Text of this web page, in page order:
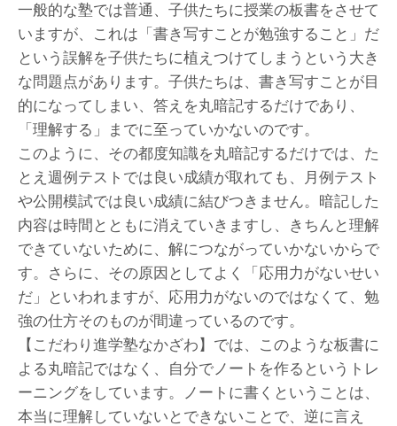
一般的な塾では普通、子供たちに授業の板書をさせて
いますが、これは「書き写すことが勉強すること」だ
という誤解を子供たちに植えつけてしまうという大き
な問題点があります。子供たちは、書き写すことが目
的になってしまい、答えを丸暗記するだけであり、
「理解する」までに至っていかないのです。
このように、その都度知識を丸暗記するだけでは、た
とえ週例テストでは良い成績が取れても、月例テスト
や公開模試では良い成績に結びつきません。暗記した
内容は時間とともに消えていきますし、きちんと理解
できていないために、解につながっていかないからで
す。さらに、その原因としてよく「応用力がないせい
だ」といわれますが、応用力がないのではなくて、勉
強の仕方そのものが間違っているのです。
【こだわり進学塾なかざわ】では、このような板書に
よる丸暗記ではなく、自分でノートを作るというトレ
ーニングをしています。ノートに書くということは、
本当に理解していないとできないことで、逆に言え